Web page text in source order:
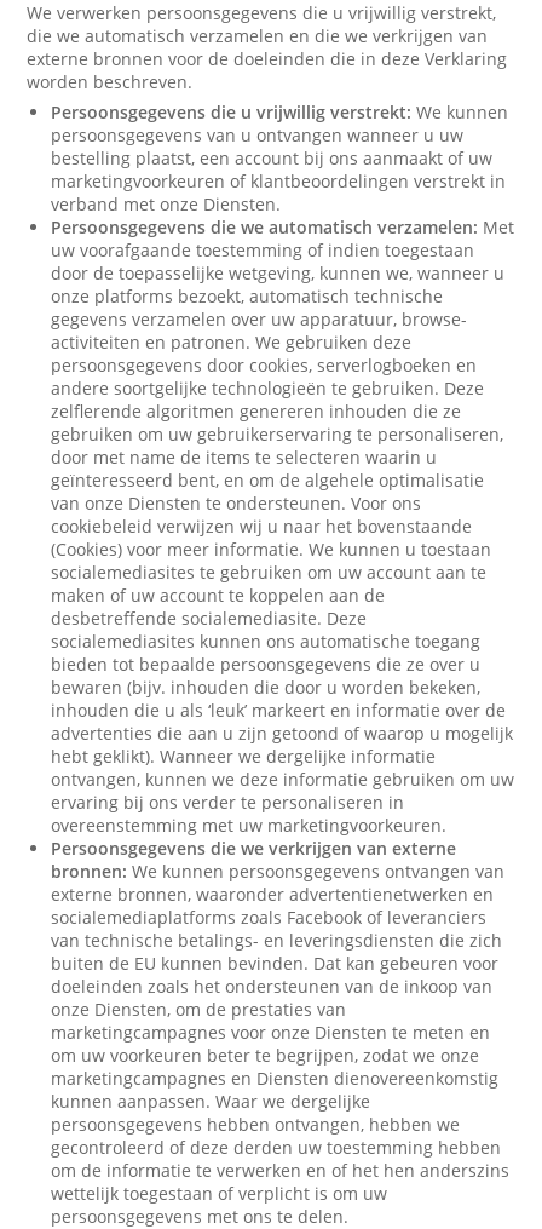
We verwerken persoonsgegevens die u vrijwillig verstrekt,
die we automatisch verzamelen en die we verkrijgen van
externe bronnen voor de doeleinden die in deze Verklaring
worden beschreven.
Persoonsgegevens die u vrijwillig verstrekt: We kunnen
persoonsgegevens van u ontvangen wanneer u uw
bestelling plaatst, een account bij ons aanmaakt of uw
marketingvoorkeuren of klantbeoordelingen verstrekt in
verband met onze Diensten.
Persoonsgegevens die we automatisch verzamelen: Met
uw voorafgaande toestemming of indien toegestaan
door de toepasselijke wetgeving, kunnen we, wanneer u
onze platforms bezoekt, automatisch technische
gegevens verzamelen over uw apparatuur, browse-
activiteiten en patronen. We gebruiken deze
persoonsgegevens door cookies, serverlogboeken en
andere soortgelijke technologieën te gebruiken. Deze
zelflerende algoritmen genereren inhouden die ze
gebruiken om uw gebruikerservaring te personaliseren,
door met name de items te selecteren waarin u
geïnteresseerd bent, en om de algehele optimalisatie
van onze Diensten te ondersteunen. Voor ons
cookiebeleid verwijzen wij u naar het bovenstaande
(Cookies) voor meer informatie. We kunnen u toestaan
socialemediasites te gebruiken om uw account aan te
maken of uw account te koppelen aan de
desbetreffende socialemediasite. Deze
socialemediasites kunnen ons automatische toegang
bieden tot bepaalde persoonsgegevens die ze over u
bewaren (bijv. inhouden die door u worden bekeken,
inhouden die u als ‘leuk’ markeert en informatie over de
advertenties die aan u zijn getoond of waarop u mogelijk
hebt geklikt). Wanneer we dergelijke informatie
ontvangen, kunnen we deze informatie gebruiken om uw
ervaring bij ons verder te personaliseren in
overeenstemming met uw marketingvoorkeuren.
Persoonsgegevens die we verkrijgen van externe
bronnen: We kunnen persoonsgegevens ontvangen van
externe bronnen, waaronder advertentienetwerken en
socialemediaplatforms zoals Facebook of leveranciers
van technische betalings- en leveringsdiensten die zich
buiten de EU kunnen bevinden. Dat kan gebeuren voor
doeleinden zoals het ondersteunen van de inkoop van
onze Diensten, om de prestaties van
marketingcampagnes voor onze Diensten te meten en
om uw voorkeuren beter te begrijpen, zodat we onze
marketingcampagnes en Diensten dienovereenkomstig
kunnen aanpassen. Waar we dergelijke
persoonsgegevens hebben ontvangen, hebben we
gecontroleerd of deze derden uw toestemming hebben
om de informatie te verwerken en of het hen anderszins
wettelijk toegestaan of verplicht is om uw
persoonsgegevens met ons te delen.